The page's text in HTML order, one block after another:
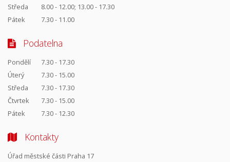
Středa
8.00 - 12.00; 13.00 - 17.30
Pátek
7.30 - 11.00
Podatelna
Pondělí
7.30 - 17.30
Úterý
7.30 - 15.00
Středa
7.30 - 17.30
Čtvrtek
7.30 - 15.00
Pátek
7.30 - 12.30
Kontakty
Úřad městské části Praha 17